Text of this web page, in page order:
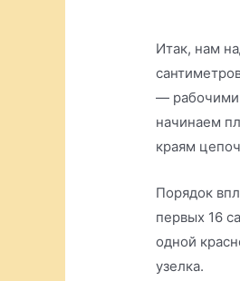
Итак, нам
— рабочими
начинаем
краям
Порядок
первых 16
одной
узелка.